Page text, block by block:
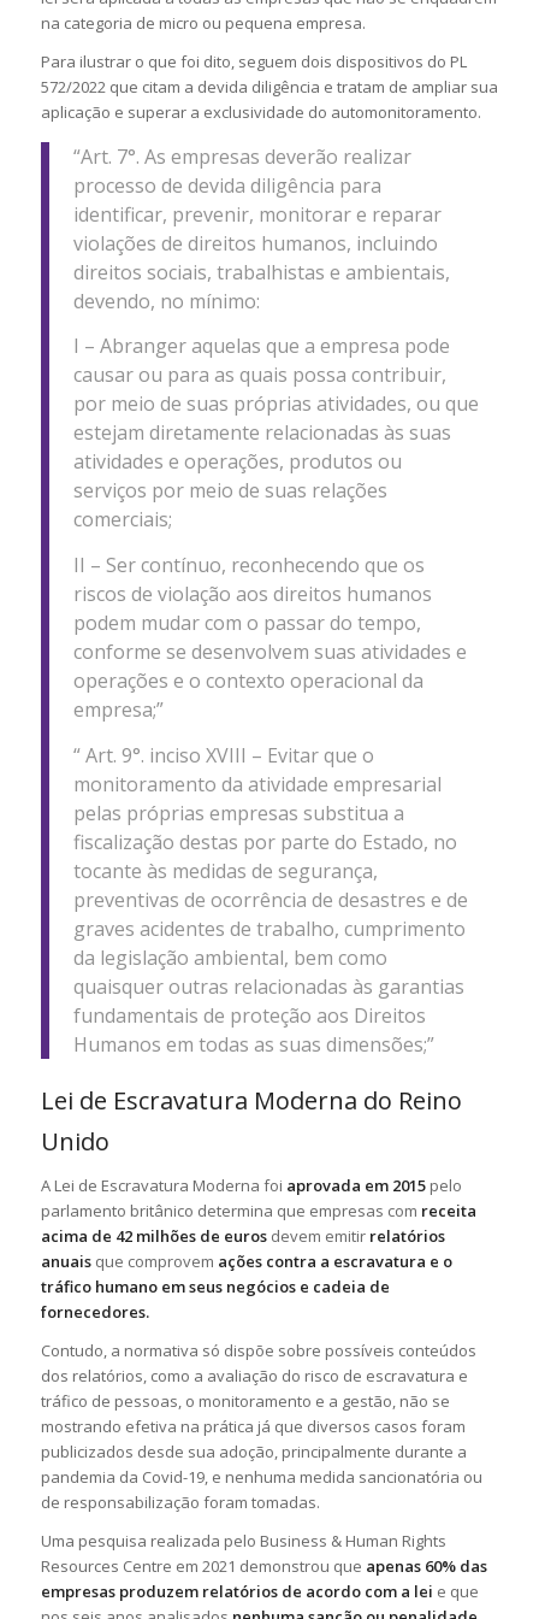
na categoria de micro ou pequena empresa.
Para ilustrar o que foi dito, seguem dois dispositivos do PL
572/2022 que citam a devida diligência e tratam de ampliar sua
aplicação e superar a exclusividade do automonitoramento.
“Art. 7°. As empresas deverão realizar
processo de devida diligência para
identificar, prevenir, monitorar e reparar
violações de direitos humanos, incluindo
direitos sociais, trabalhistas e ambientais,
devendo, no mínimo:
I – Abranger aquelas que a empresa pode
causar ou para as quais possa contribuir,
por meio de suas próprias atividades, ou que
estejam diretamente relacionadas às suas
atividades e operações, produtos ou
serviços por meio de suas relações
comerciais;
II – Ser contínuo, reconhecendo que os
riscos de violação aos direitos humanos
podem mudar com o passar do tempo,
conforme se desenvolvem suas atividades e
operações e o contexto operacional da
empresa;”
“ Art. 9°. inciso XVIII – Evitar que o
monitoramento da atividade empresarial
pelas próprias empresas substitua a
fiscalização destas por parte do Estado, no
tocante às medidas de segurança,
preventivas de ocorrência de desastres e de
graves acidentes de trabalho, cumprimento
da legislação ambiental, bem como
quaisquer outras relacionadas às garantias
fundamentais de proteção aos Direitos
Humanos em todas as suas dimensões;”
Lei de Escravatura Moderna do Reino
Unido
A Lei de Escravatura Moderna foi aprovada em 2015pelo
parlamento britânico determina que empresas com receita
acima de 42 milhões de eurosdevem emitir relatórios
anuais que comprovem ações contra a escravatura e o
tráfico humano em seus negócios e cadeia de
fornecedores.
Contudo, a normativa só dispõe sobre possíveis conteúdos
dos relatórios, como a avaliação do risco de escravatura e
tráfico de pessoas, o monitoramento e a gestão, não se
mostrando efetiva na prática já que diversos casos foram
publicizados desde sua adoção, principalmente durante a
pandemia da Covid-19, e nenhuma medida sancionatória ou
de responsabilização foram tomadas.
Uma pesquisa realizada pelo Business & Human Rights
Resources Centre em 2021 demonstrou que apenas 60% das
empresas produzem relatórios de acordo com a lei e que